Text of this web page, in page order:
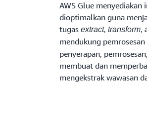
AWS Glue
dioptimalkan guna
tugas extract, transform,
mendukung pemrosesan
penyerapan,
membuat dan
mengekstrak wawasan